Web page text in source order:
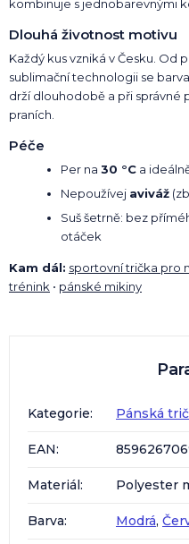
kombinuje s jednobarevnými
Dlouhá životnost motivu
Každý kus vzniká v Česku. Od
sublimační technologii se
drží dlouhodobě a při správné
praních.
Péče
Per na 30 °C a
Nepoužívej aviváž
Suš šetrně: bez
otáček
Kam dál: sportovní trička pro
trénink • pánské mikiny
Kategorie: Pánská
EAN:
Materiál: Polyester
Barva: Modrá,